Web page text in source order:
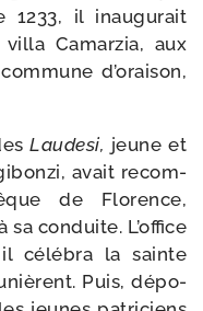
il inau­gu­rait
Camarzia, aux
d’oraison,
Laudesi, jeune et
avait recom­
de Florence,
conduite. L’office
célé­bra la sainte
Puis, dépo­